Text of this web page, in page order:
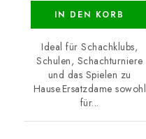
IN DEN KORB
Ideal für Schachklubs,
Schulen, Schachturniere
und das Spielen zu
Hause.Ersatzdame sowohl
für...